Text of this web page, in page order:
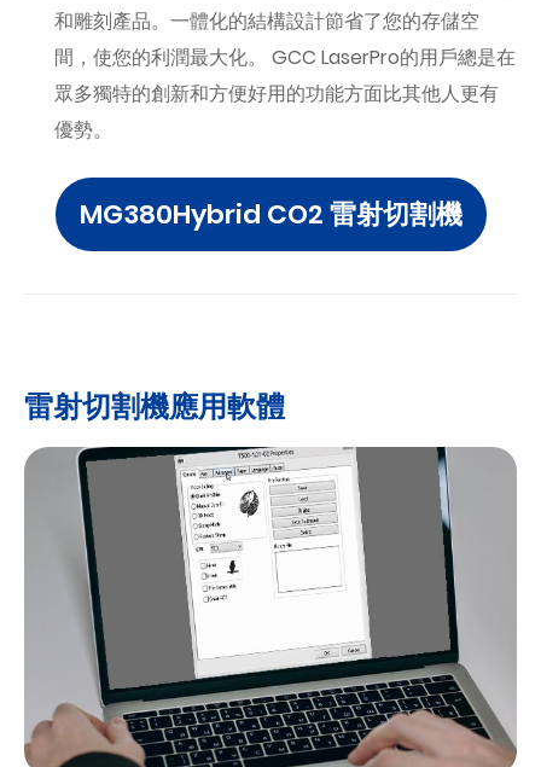
和雕刻產品。一體化的結構設計節省了您的存儲空
間，使您的利潤最大化。 GCC LaserPro的用戶總是在
眾多獨特的創新和方便好用的功能方面比其他人更有
優勢。
MG380Hybrid CO2 雷射切割機
雷射切割機應用軟體